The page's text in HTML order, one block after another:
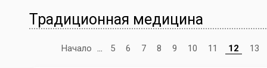
Традиционная медицина
Начало ... 5 6 7 8 9 10 11 12 13